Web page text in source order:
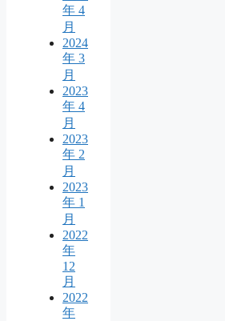
年 4
月
2024
年 3
月
2023
年 4
月
2023
年 2
月
2023
年 1
月
2022
年
12
月
2022
年